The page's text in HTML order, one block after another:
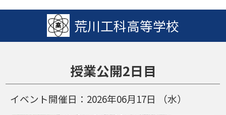
荒川工科高等学校
授業公開2日目
イベント開催日： 2026年06月17日 （水）